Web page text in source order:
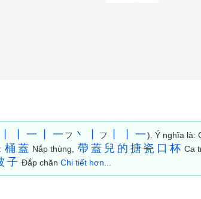
一 一 フ 丶 フ 一). Ý nghĩa là:
: 桶 蓋 Nắp thùng, 帶 蓋 兒 的 搪 瓷 口 杯 Ca
子 Đắp chăn Chi tiết hơn...